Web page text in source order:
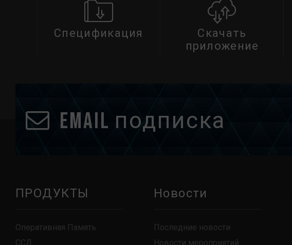
Спецификация
Скачать
приложение
Email подписка
ПРОДУКТЫ
Оперативная Память
ССД
Новости
Последние новости
Новости мероприятий